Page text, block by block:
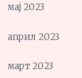
мај 2023
април 2023
март 2023